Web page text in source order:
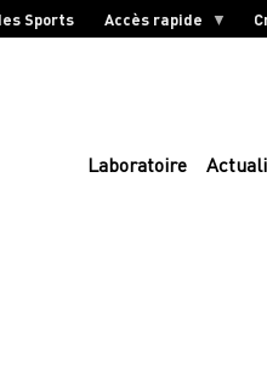
Sports Accès rapide
Laboratoire